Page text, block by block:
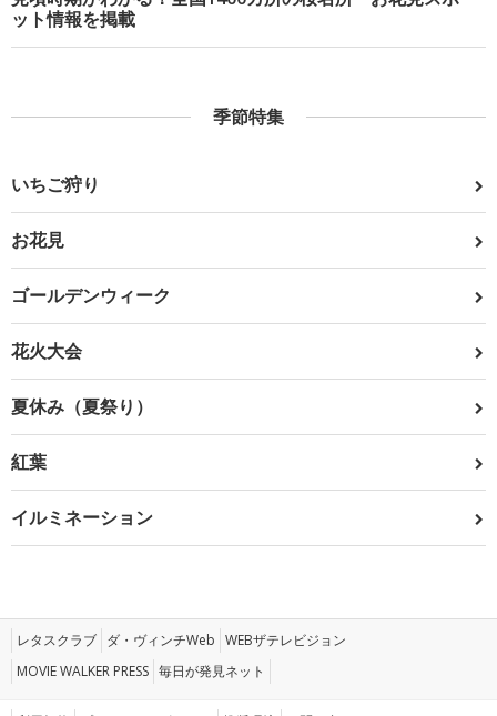
ット情報を掲載
季節特集
いちご狩り
お花見
ゴールデンウィーク
花火大会
夏休み（夏祭り）
紅葉
イルミネーション
レタスクラブ ダ・ヴィンチWeb WEBザテレビジョン
MOVIE WALKER PRESS 毎日が発見ネット